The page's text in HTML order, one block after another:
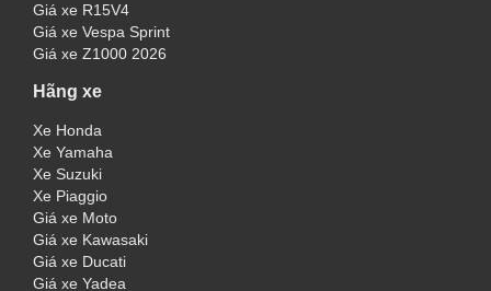
Giá xe R15V4
Giá xe Vespa Sprint
Giá xe Z1000 2026
Hãng xe
Xe Honda
Xe Yamaha
Xe Suzuki
Xe Piaggio
Giá xe Moto
Giá xe Kawasaki
Giá xe Ducati
Giá xe Yadea